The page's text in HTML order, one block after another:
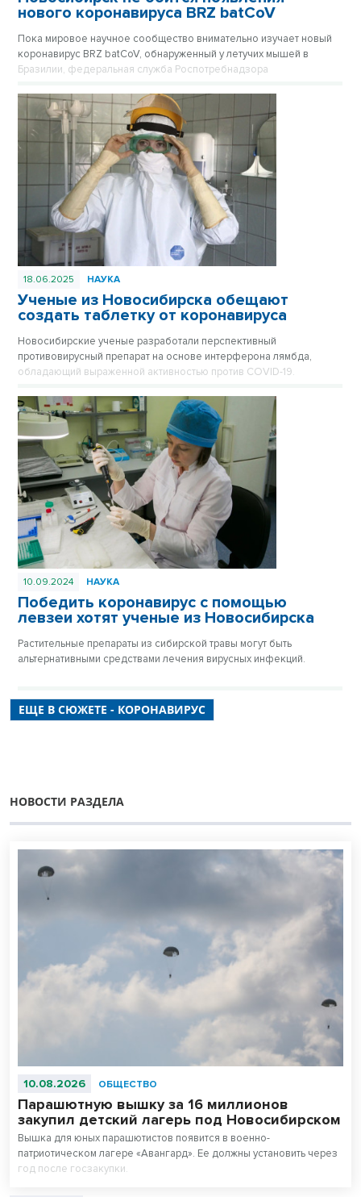
нового коронавируса BRZ batCoV
Пока мировое научное сообщество внимательно изучает новый
коронавирус BRZ batCoV, обнаруженный у летучих мышей в
Бразилии, федеральная служба Роспотребнадзора
оперативном контроле.
18.06.2025 НАУКА
Ученые из Новосибирска обещают
создать таблетку от коронавируса
Новосибирские ученые разработали перспективный
противовирусный препарат на основе интерферона лямбда,
обладающий выраженной активностью против COVID-19.
10.09.2024 НАУКА
Победить коронавирус с помощью
левзеи хотят ученые из Новосибирска
Растительные препараты из сибирской травы могут быть
альтернативными средствами лечения вирусных инфекций.
ЕЩЕ В СЮЖЕТЕ - КОРОНАВИРУС
НОВОСТИ РАЗДЕЛА
10.08.2026 ОБЩЕСТВО
Парашютную вышку за 16 миллионов
закупил детский лагерь под Новосибирском
Вышка для юных парашютистов появится в военно-
патриотическом лагере «Авангард». Ее должны установить через
год после госзакупки.